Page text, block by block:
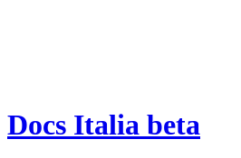
Docs Italia beta